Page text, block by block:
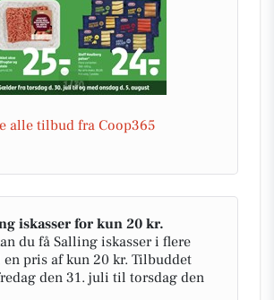
alle tilbud fra Coop365
iskasser for kun 20 kr.
du få Salling iskasser i flere
pris af kun 20 kr. Tilbuddet
den 31. juli til torsdag den